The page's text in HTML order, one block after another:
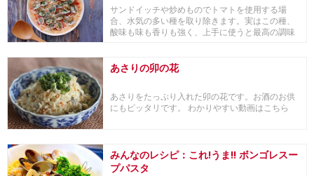
サンドイッチや炒めものでトマトを使用する場
合、水気の多い種を取り除きます。実はこの種、
酸味も味も香りも強く、上手に使うと最高の調味
あさりの卯の花
あさりをたっぷり入れた卯の花です。お酒のお供
にもピッタリです。 わかりやすい動画はこちら
みんなのレシピ：これ!うま!! ボンゴレスー
プパスタ